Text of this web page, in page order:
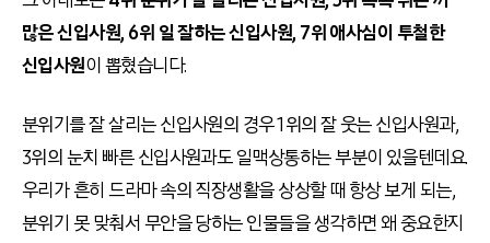
많은 신입사원, 6위 일 잘하는 신입사원, 7위 애사심이 투철한
신입사원이 뽑혔습니다.
분위기를 잘 살리는 신입사원의 경우 1위의 잘 웃는 신입사원과,
3위의 눈치 빠른 신입사원과도 일맥상통하는 부분이 있을텐데요.
우리가 흔히 드라마 속의 직장생활을 상상할 때 항상 보게 되는,
분위기 못 맞춰서 무안을 당하는 인물들을 생각하면 왜 중요한지